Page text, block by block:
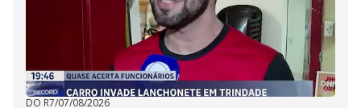
DO R7/07/08/2026